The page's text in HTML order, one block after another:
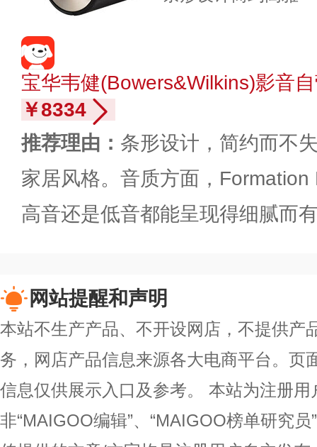
宝华韦健(Bowers&Wilkins)影音
￥8334
推荐理由： 条形设计，简约而不
家居风格。音质方面，
高音还是低音都能呈现得细腻而
网站提醒和声明
本站不生产产品、不开设网店，不提供产
务，网店产品信息来源各大电商平台。页
信息仅供展示入口及参考。
本站为注册用
非“MAIGOO编辑”、“MAIGOO榜单研究